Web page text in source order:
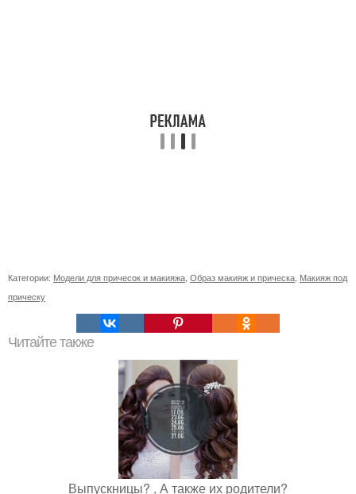
Категории: Модели для причесок и макияжа, Образ макияж и прическа, Макияж под
прическу
Читайте также
Выпускницы? , А также их родители?